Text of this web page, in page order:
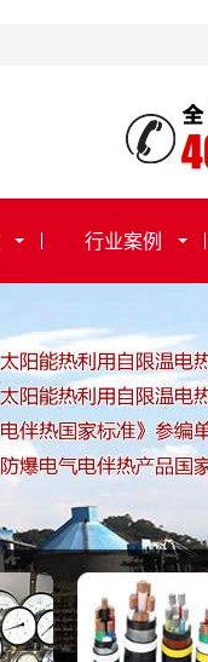
行业案例